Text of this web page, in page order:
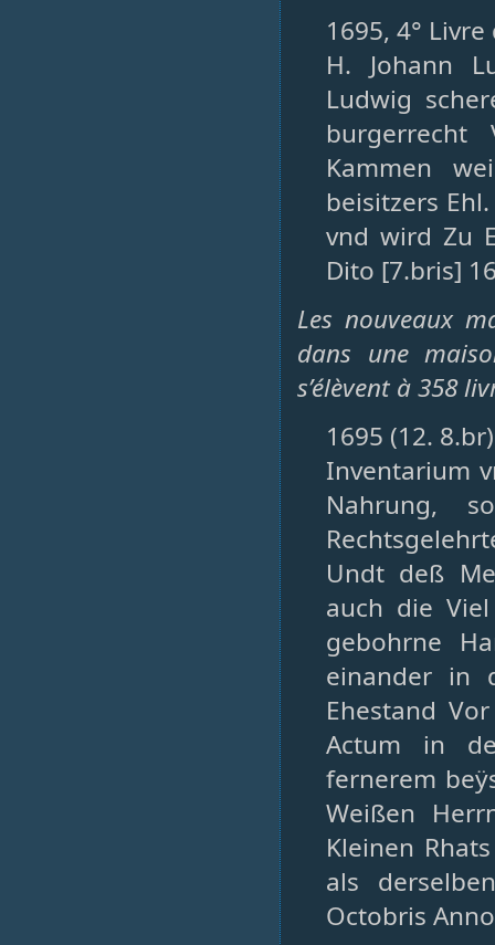
1695, 4°
H. Johann
Ludwig
Kammen
beisitzers
vnd wird Zu
Dito [7.bris]
Les nouveaux
dans une
s’élèvent à 358
1695 (12.
Inventarium
Nahrung,
Undt deß
auch die
gebohrne
einander in
Ehestand
Actum in
fernerem
Weißen
Kleinen
als
Octobris